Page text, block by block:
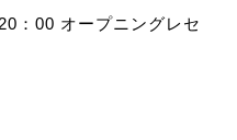
：00 オープニングレセ